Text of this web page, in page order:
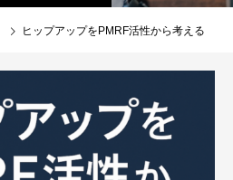
ヒップアップをPMRF活性から考える